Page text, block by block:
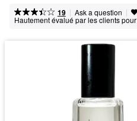
19 | Ask a question |
Hautement évalué par les clients